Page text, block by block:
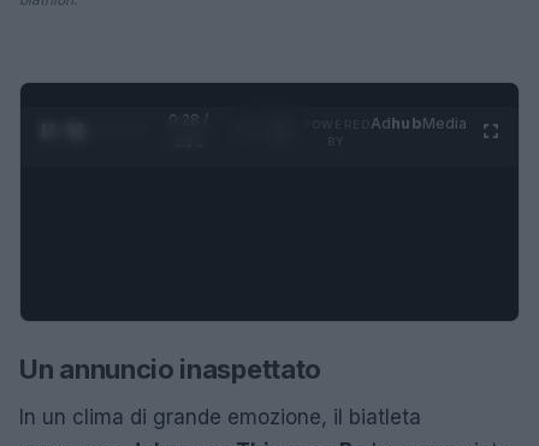
0:28 /
AdhubMedia
Un annuncio inaspettato
In un clima di grande emozione, il biatleta